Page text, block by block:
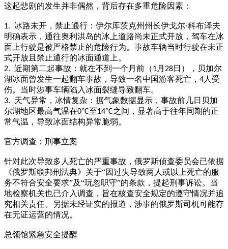
这起悲剧的发生并非偶然，背后存在多重危险因素：
1. 冰路未开，禁止通行：伊尔库茨克州州长伊戈尔·科布泽夫
明确表示，通往奥利洪岛的冰上道路尚未正式开放，驾车在冰
面上行驶是被严格禁止的危险行为。事故车辆当时行驶在未正
式开放且禁止通行的冰面通道上。
2. 近期第二起事故：就在不到一个月前（1月 28日），贝加尔
湖冰面曾发生一起翻车事故，导致一名中国游客死亡， 4人受
伤。当时涉事车辆陷入冰面裂缝导致翻车。
3. 天气异常，冰情复杂：据气象数据显示，事故前几日贝加
尔湖地区最高气温在0°C至14°C之间，显著高于往年同期的正
常气温，导致冰面结构异常脆弱。
官方调查：刑事立案
针对此次导致多人死亡的严重事故，俄罗斯侦查委员会已依据
《俄罗斯联邦刑法典》关于“因过失导致两人或以上死亡的服
务不符合安全要求”及“玩忽职守”的条款，提起刑事诉讼。当
地检察机关也已介入调查，旨在核查安全规定的遵守情况并追
究相关责任。另据未经证实的报道，涉事的俄罗斯司机可能存
在无证运营的情况。
总领馆紧急安全提醒